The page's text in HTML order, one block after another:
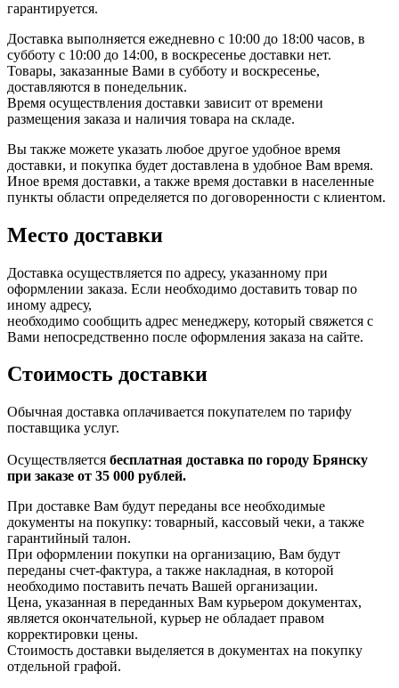
гарантируется.
Доставка выполняется ежедневно с 10:00 до 18:00 часов, в
субботу с 10:00 до 14:00, в воскресенье доставки нет.
Товары, заказанные Вами в субботу и воскресенье,
доставляются в понедельник.
Время осуществления доставки зависит от времени
размещения заказа и наличия товара на складе.
Вы также можете указать любое другое удобное время
доставки, и покупка будет доставлена в удобное Вам время.
Иное время доставки, а также время доставки в населенные
пункты области определяется по договоренности с клиентом.
Место доставки
Доставка осуществляется по адресу, указанному при
оформлении заказа. Если необходимо доставить товар по
иному адресу,
необходимо сообщить адрес менеджеру, который свяжется с
Вами непосредственно после оформления заказа на сайте.
Стоимость доставки
Обычная доставка оплачивается покупателем по тарифу
поставщика услуг.
Осуществляется бесплатная доставка по городу Брянску
при заказе от 35 000 рублей.
При доставке Вам будут переданы все необходимые
документы на покупку: товарный, кассовый чеки, а также
гарантийный талон.
При оформлении покупки на организацию, Вам будут
переданы счет-фактура, а также накладная, в которой
необходимо поставить печать Вашей организации.
Цена, указанная в переданных Вам курьером документах,
является окончательной, курьер не обладает правом
корректировки цены.
Стоимость доставки выделяется в документах на покупку
отдельной графой.